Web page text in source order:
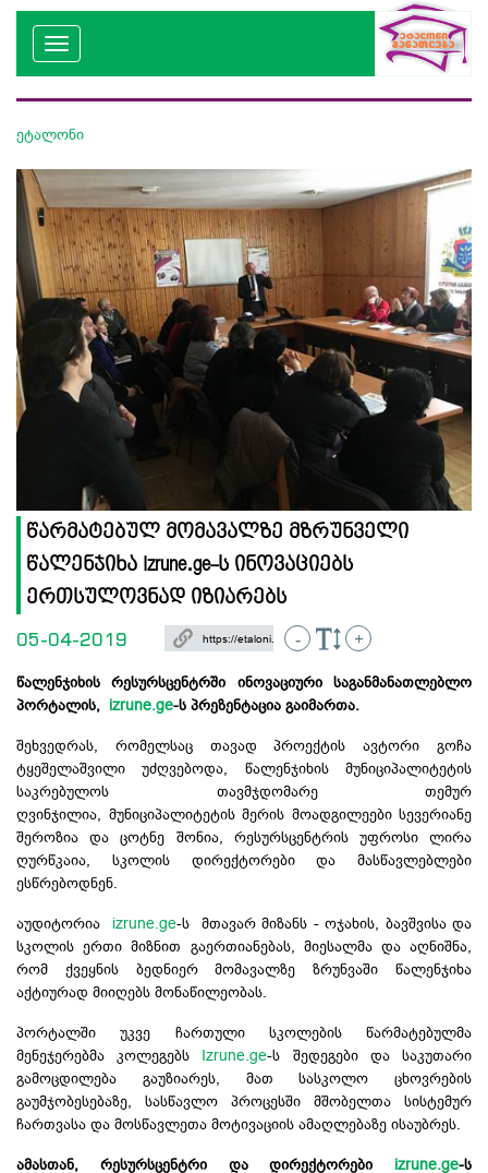
ეტალონი
წარმატებულ მომავალზე მზრუნველი
წალენჯიხა Izrune.ge-ს ინოვაციებს
ერთსულოვნად იზიარებს
05-04-2019 - +
წალენჯიხის რესურსცენტრში ინოვაციური საგანმანათლებლო
პორტალის, izrune.ge-ს პრეზენტაცია გაიმართა.
შეხვედრას, რომელსაც თავად პროექტის ავტორი გოჩა
ტყეშელაშვილი უძღვებოდა, წალენჯიხის მუნიციპალიტეტის
საკრებულოს თავმჯდომარე თემურ
ღვინჯილია, მუნიციპალიტეტის მერის მოადგილეები სევერიანე
შეროზია და ცოტნე შონია, რესურსცენტრის უფროსი ლირა
ღურწკაია, სკოლის დირექტორები და მასწავლებლები
ესწრებოდნენ.
აუდიტორია izrune.ge-სმთავარ მიზანს - ოჯახის, ბავშვისა და
სკოლის ერთი მიზნით გაერთიანებას, მიესალმა და აღნიშნა,
რომ ქვეყნის ბედნიერ მომავალზე ზრუნვაში წალენჯიხა
აქტიურად მიიღებს მონაწილეობას.
პორტალში უკვე ჩართული სკოლების წარმატებულმა
მენეჯერებმა კოლეგებს Izrune.ge-ს შედეგები და საკუთარი
გამოცდილება გაუზიარეს, მათ სასკოლო ცხოვრების
გაუმჯობესებაზე, სასწავლო პროცესში მშობელთა სისტემურ
ჩართვასა და მოსწავლეთა მოტივაციის ამაღლებაზე ისაუბრეს.
ამასთან, რესურსცენტრი და დირექტორები izrune.ge-ს